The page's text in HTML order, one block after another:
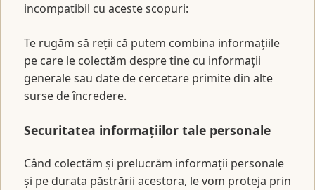
incompatibil cu aceste scopuri:
Te rugăm să reții că putem combina informațiile
pe care le colectăm despre tine cu informații
generale sau date de cercetare primite din alte
surse de încredere.
Securitatea informațiilor tale personale
Când colectăm și prelucrăm informații personale
și pe durata păstrării acestora, le vom proteja prin